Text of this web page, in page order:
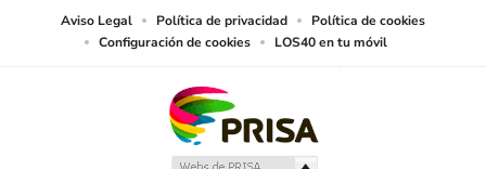
Aviso Legal Política de privacidad
Política de cookies
Configuración de cookies
LOS40 en tu móvil